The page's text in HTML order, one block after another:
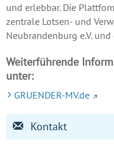
und erlebbar. Die
zentrale Lotsen- und
Neubrandenburg e.V.
Weiterführende
unter:
GRUENDER-MV.de
Kontakt